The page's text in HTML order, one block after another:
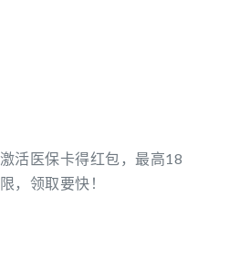
活医保卡得红包，最高18
，领取要快！